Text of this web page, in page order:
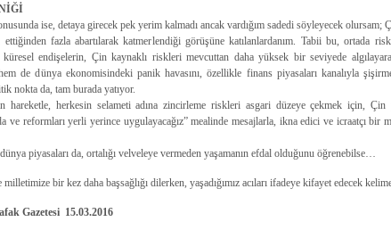
ise, detaya girecek pek yerim kalmadı ancak vardığım sadedi söyleyecek olursam;
fazla abartılarak katmerlendiği görüşüne katılanlardanım. Tabii bu, ortada
endişelerin, Çin kaynaklı riskleri mevcuttan daha yüksek bir seviyede
de dünya ekonomisindeki panik havasını, özellikle finans piyasaları kanalıyla
nokta da, tam burada yatıyor.
hareketle, herkesin selameti adına zincirleme riskleri asgari düzeye çekmek için,
ve reformları yerli yerince uygulayacağız” mealinde mesajlarla, ikna edici ve icraatçı bir
piyasaları da, ortalığı velveleye vermeden yaşamanın efdal olduğunu öğrenebilse…
bir kez daha başsağlığı dilerken, yaşadığımız acıları ifadeye kifayet edecek
Gazetesi 15.03.2016